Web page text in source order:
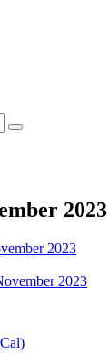
2023
2023
2023